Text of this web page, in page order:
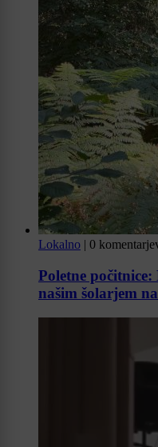
Lokalno | 0
Poletne
našim šolarjem